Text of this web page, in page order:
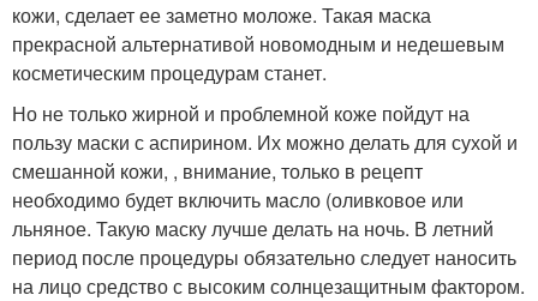
кожи, сделает ее заметно моложе. Такая маска
прекрасной альтернативой новомодным и недешевым
косметическим процедурам станет.
Но не только жирной и проблемной коже пойдут на
пользу маски с аспирином. Их можно делать для сухой и
смешанной кожи, , внимание, только в рецепт
необходимо будет включить масло (оливковое или
льняное. Такую маску лучше делать на ночь. В летний
период после процедуры обязательно следует наносить
на лицо средство с высоким солнцезащитным фактором.